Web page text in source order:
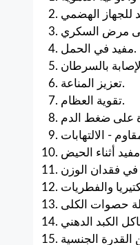
مفيد في الحمل.
تعزيز المناعة.
تقوية العظام.